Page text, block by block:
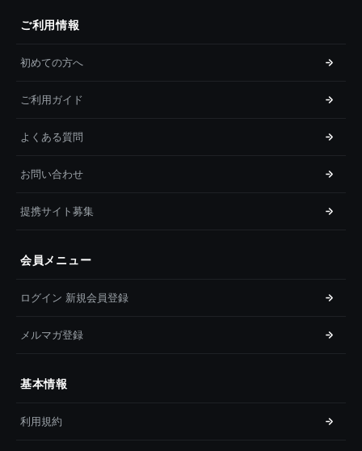
ご利用情報
初めての方へ
ご利用ガイド
よくある質問
お問い合わせ
提携サイト募集
会員メニュー
ログイン 新規会員登録
メルマガ登録
基本情報
利用規約